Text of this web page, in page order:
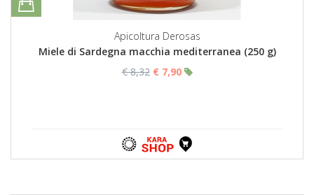
Apicoltura Derosas
Miele di Sardegna macchia mediterranea (250 g)
€ 8,32 € 7,90